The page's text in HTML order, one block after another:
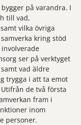
på varandra. I
till vad,
vilka övriga
kring stöd
ser på verktyget
vad äldre
trygga i att ta emot
de två första
fram i
inom
personer.